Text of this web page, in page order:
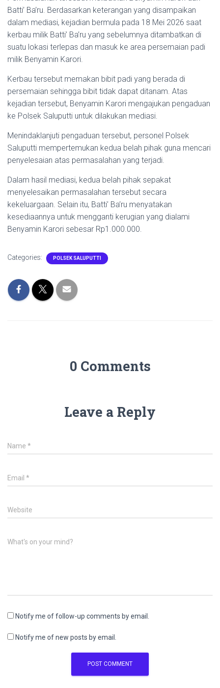
Batti’ Ba’ru. Berdasarkan keterangan yang disampaikan
dalam mediasi, kejadian bermula pada 18 Mei 2026 saat
kerbau milik Batti’ Ba’ru yang sebelumnya ditambatkan di
suatu lokasi terlepas dan masuk ke area persemaian padi
milik Benyamin Karori.
Kerbau tersebut memakan bibit padi yang berada di
persemaian sehingga bibit tidak dapat ditanam. Atas
kejadian tersebut, Benyamin Karori mengajukan pengaduan
ke Polsek Saluputti untuk dilakukan mediasi.
Menindaklanjuti pengaduan tersebut, personel Polsek
Saluputti mempertemukan kedua belah pihak guna mencari
penyelesaian atas permasalahan yang terjadi.
Dalam hasil mediasi, kedua belah pihak sepakat
menyelesaikan permasalahan tersebut secara
kekeluargaan. Selain itu, Batti’ Ba’ru menyatakan
kesediaannya untuk mengganti kerugian yang dialami
Benyamin Karori sebesar Rp1.000.000.
Categories: POLSEK SALUPUTTI
0 Comments
Leave a Reply
Name *
Email *
Website
What's on your mind?
Notify me of follow-up comments by email.
Notify me of new posts by email.